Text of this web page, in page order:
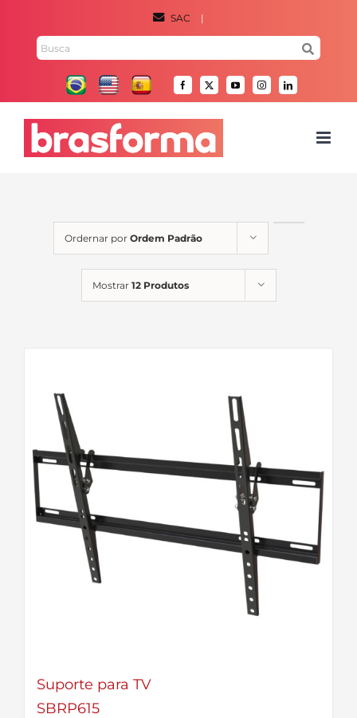
SAC |
Facebook
X YouTubeInstagramLinkedIn
Ordernar por Ordem Padrão
Mostrar 12 Produtos
Suporte para TV
SBRP615